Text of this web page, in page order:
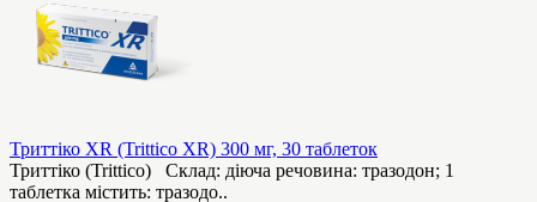
Триттіко XR (Trittico XR) 300 мг, 30 таблеток
Триттіко (Trittico) Склад: діюча речовина: тразодон; 1
таблетка містить: тразодо..